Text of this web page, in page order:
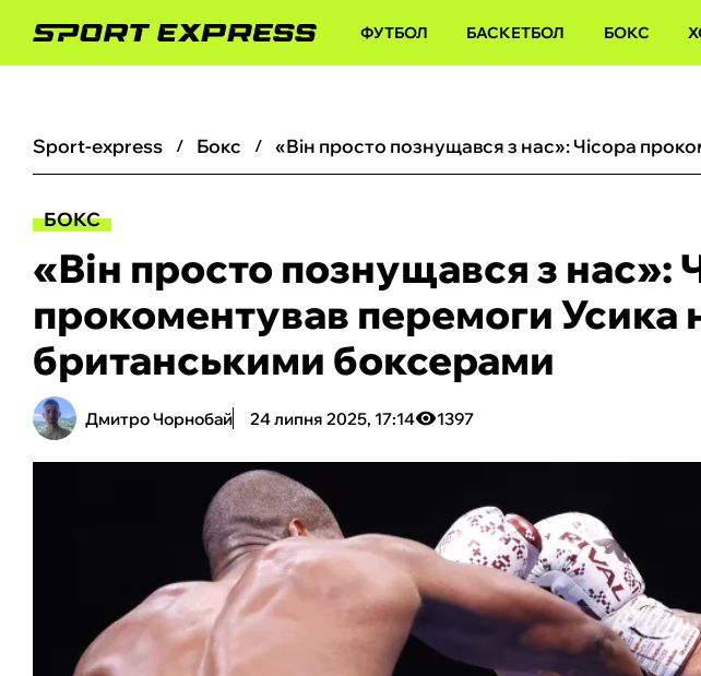
ФУТБОЛ БАСКЕТБОЛ БОКС
sport-express бокс
БОКС
«Він просто познущався з нас»:
прокоментував перемоги Усика
британськими боксерами
Дмитро Чорнобай 24 липня 2025, 17:14 1397